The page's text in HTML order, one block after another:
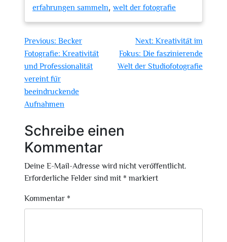
erfahrungen sammeln, welt der fotografie
Beitragsnavigation
Previous: Becker
Fotografie: Kreativität
und Professionalität
vereint für
beeindruckende
Aufnahmen
Next: Kreativität im
Fokus: Die faszinierende
Welt der Studiofotografie
Schreibe einen
Kommentar
Deine E-Mail-Adresse wird nicht veröffentlicht.
Erforderliche Felder sind mit * markiert
Kommentar *